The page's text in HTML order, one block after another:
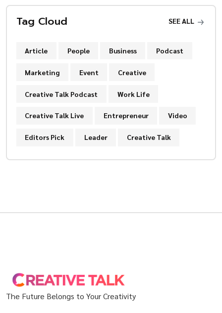
Tag Cloud SEE ALL
Article People Business Podcast
Marketing Event Creative
Creative Talk Podcast Work Life
Creative Talk Live Entrepreneur Video
Editors Pick Leader Creative Talk
The Future Belongs to Your Creativity